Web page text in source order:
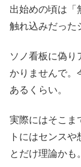
出始めの頃は「
触れ込みだった
ソノ看板に偽り
かりませんで。
あるくらい。
実際にはそこま
トにはセンス
とだけ理論かも。